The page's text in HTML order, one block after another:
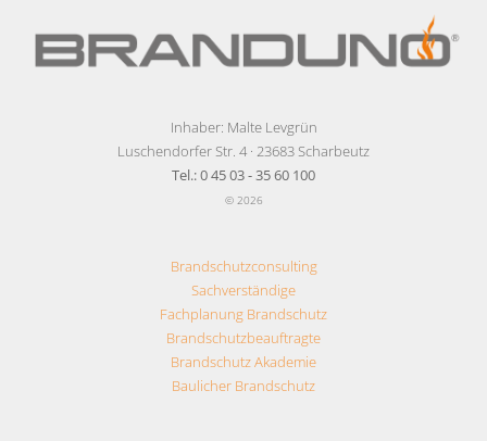
Inhaber: Malte Levgrün
Luschendorfer Str. 4 · 23683 Scharbeutz
Tel.: 0 45 03 - 35 60 100
© 2026
Brandschutzconsulting
Sachverständige
Fachplanung Brandschutz
Brandschutzbeauftragte
Brandschutz Akademie
Baulicher Brandschutz